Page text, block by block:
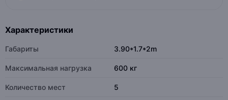
Характеристики
Габариты 3.90*1.7*2m
Максимальная нагрузка 600 кг
Количество мест 5